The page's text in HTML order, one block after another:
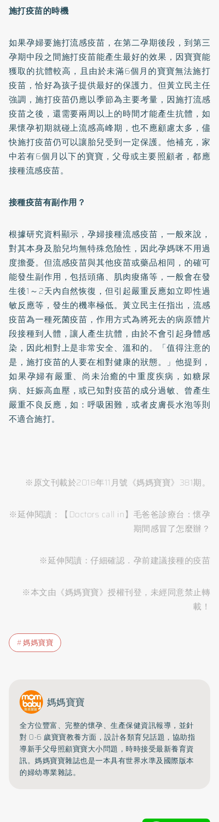
施打疫苗的時機
如果孕婦要施打流感疫苗，在第二孕期後段，到第三
孕期中段之間施打疫苗能產生最好的效果，因寶寶能
獲取的抗體較高，且由於未滿6個月的寶寶無法施打
疫苗，恰好為孩子提供最好的保護力。但黃立民主任
強調，施打疫苗仍應以季節為主要考量，因施打流感
疫苗之後，還需要兩周以上的時間才能產生抗體，如
果懷孕初期就碰上流感高峰期，也不應顧慮太多，儘
快施打疫苗仍可以讓胎兒受到一定保護。他補充，家
中若有6個月以下的寶寶，父母或主要照顧者，都應
接種流感疫苗。
接種疫苗有副作用？
根據研究資料顯示，孕婦接種流感疫苗，一般來說，
對其本身及胎兒均無特殊危險性，因此孕媽咪不用過
度擔憂。但流感疫苗與其他疫苗或藥品相同，的確可
能發生副作用，包括頭痛、肌肉痠痛等，一般會在發
生後1～2天內自然恢復，但引起嚴重反應如立即性過
敏反應等，發生的機率極低。黃立民主任指出，流感
疫苗為一種死菌疫苗，作用方式為將死去的病原體片
段接種到人體，讓人產生抗體，由於不會引起身體感
染，因此相對上是非常安全、溫和的。「值得注意的
是，施打疫苗的人要在相對健康的狀態。」他提到，
如果孕婦有嚴重、尚未治癒的中重度疾病，如糖尿
病、妊娠高血壓 ，或已知對疫苗的成分過敏、曾產生
嚴重不良反應，如：呼吸困難，或者皮膚長水泡等則
不適合施打。
※原文刊載於2018年11月號《媽媽寶寶》381期。
※延伸閱讀：
【Doctors call in】毛爸爸診療台：懷孕
期間感冒了怎麼辦？
※延伸閱讀：仔細確認．孕前建議接種的疫苗
※本文由《媽媽寶寶》授權刊登，未經同意禁止轉
載！
媽媽寶寶
媽媽寶寶
全方位豐富、完整的懷孕、生產保健資訊報導，並針
對 0-6 歲寶寶教養方面，設計各類育兒話題，協助指
導新手父母照顧寶寶大小問題，時時接受最新養育資
訊。媽媽寶寶雜誌也是一本具有世界水準及國際版本
的婦幼專業雜誌。